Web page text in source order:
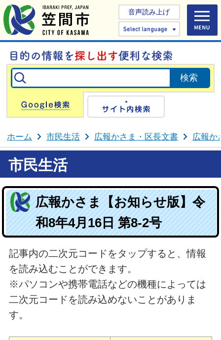
音声読み上げ
Select
Google検索
ホーム 市民生活 広報かさま・区長文書 広報か
市民生活
広報かさま【お知らせ版】令
和8年4月16日 第8-2号
記事内の二次元コードをタップすると、情報
を読み込むことができます。
※パソコンや携帯電話などの機種によっては
二次元コードを読み込めないことがありま
す。